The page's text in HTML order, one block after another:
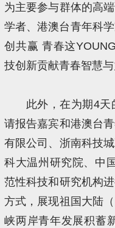
为主要参与群体的高
学者、港澳台青年科
创共赢 青春这
技创新贡献青春智慧与
此外，在为期4
请报告嘉宾和港澳台
有限公司、浙南科技
科大温州研究院、中
范性科技和研究机构
方式，展现祖国大陆
峡两岸青年发展积蓄